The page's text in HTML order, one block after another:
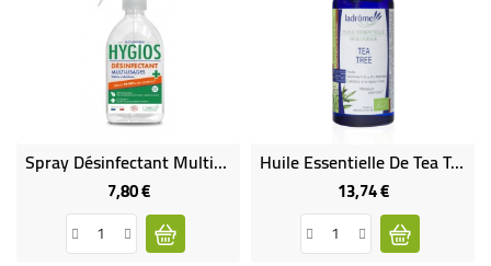
Spray Désinfectant Multi-Usages 100% Végétal
7,80 €Prix
Huile Essentielle De Tea Tree Bio
13,74 €Prix